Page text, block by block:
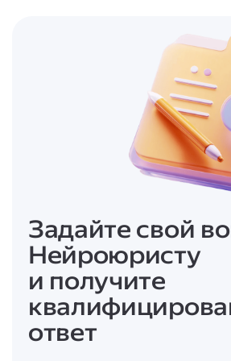
имеющиеся документы (если
- Запишитесь на
онлайн) через сайт, по
Задайте свой
Нейроюристу
и получите
ответ